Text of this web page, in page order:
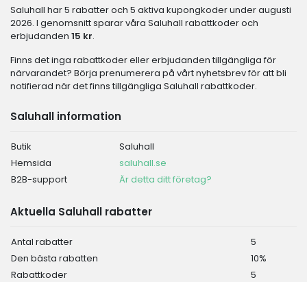
Saluhall har 5 rabatter och 5 aktiva kupongkoder under augusti
2026. I genomsnitt sparar våra Saluhall rabattkoder och
erbjudanden 15 kr.
Finns det inga rabattkoder eller erbjudanden tillgängliga för
närvarandet? Börja prenumerera på vårt nyhetsbrev för att bli
notifierad när det finns tillgängliga Saluhall rabattkoder.
Saluhall information
Butik
Saluhall
Hemsida
saluhall.se
B2B-support
Är detta ditt företag?
Aktuella Saluhall rabatter
Antal rabatter
5
Den bästa rabatten
10%
Rabattkoder
5